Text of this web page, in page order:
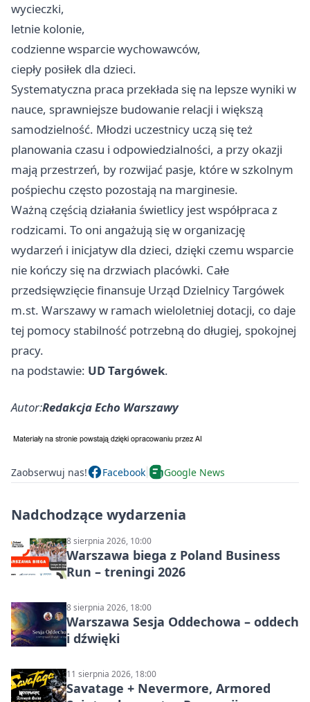
wycieczki,
letnie kolonie,
codzienne wsparcie wychowawców,
ciepły posiłek dla dzieci.
Systematyczna praca przekłada się na lepsze wyniki w
nauce, sprawniejsze budowanie relacji i większą
samodzielność. Młodzi uczestnicy uczą się też
planowania czasu i odpowiedzialności, a przy okazji
mają przestrzeń, by rozwijać pasje, które w szkolnym
pośpiechu często pozostają na marginesie.
Ważną częścią działania świetlicy jest współpraca z
rodzicami. To oni angażują się w organizację
wydarzeń i inicjatyw dla dzieci, dzięki czemu wsparcie
nie kończy się na drzwiach placówki. Całe
przedsięwzięcie finansuje Urząd Dzielnicy Targówek
m.st. Warszawy w ramach wieloletniej dotacji, co daje
tej pomocy stabilność potrzebną do długiej, spokojnej
pracy.
na podstawie: UD Targówek.
Autor:Redakcja Echo Warszawy
Zaobserwuj nas! Facebook Google News
Nadchodzące wydarzenia
8 sierpnia 2026, 10:00
Warszawa biega z Poland Business
Run – treningi 2026
8 sierpnia 2026, 18:00
Warszawa Sesja Oddechowa – oddech
i dźwięki
11 sierpnia 2026, 18:00
Savatage + Nevermore, Armored